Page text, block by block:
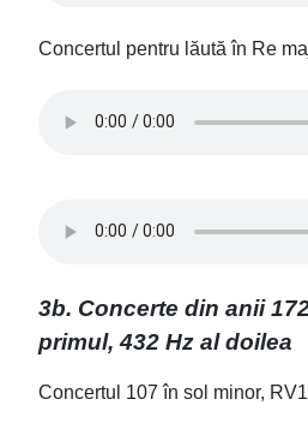
Concertul pentru lăută în Re
3b. Concerte din anii
primul, 432 Hz al doilea
Concertul 107 în sol minor,